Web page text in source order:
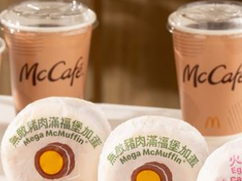
洩508萬噸 18:34
訊號 18:33
：效果很好
享壽71歲 18:22
鳥代價慘8倍 18:16